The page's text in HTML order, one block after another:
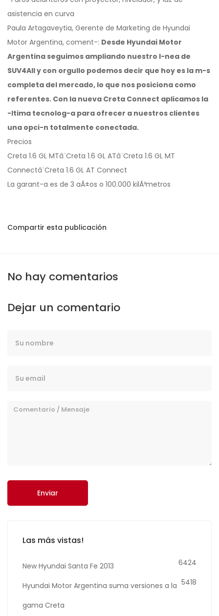
asistencia en curva
Paula Artagaveytia, Gerente de Marketing de Hyundai
Motor Argentina, coment-: Desde Hyundai Motor
Argentina seguimos ampliando nuestro l-nea de
SUV4All y con orgullo podemos decir que hoy es la m-s
completa del mercado, lo que nos posiciona como
referentes. Con la nueva Creta Connect aplicamos la
-ltima tecnolog-a para ofrecer a nuestros clientes
una opci-n totalmente conectada.
Precios
Creta 1.6 GL MTâ¨Creta 1.6 GL ATâ¨Creta 1.6 GL MT
Connectâ¨Creta 1.6 GL AT Connect
La garant-a es de 3 aÃ±os o 100.000 kilÃ³metros
Compartir esta publicación
No hay comentarios
Dejar un comentario
Enviar
Las más vistas!
New Hyundai Santa Fe 2013 6424
Hyundai Motor Argentina suma versiones a la
gama Creta
5418